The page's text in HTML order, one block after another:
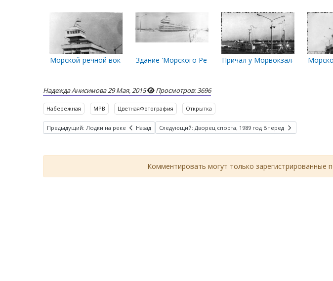
Морской-речной вокзал. Здание 'Морского Речного вокзала'Причал у Морвокзала
Надежда Анисимова29 Мая, 2015 Просмотров: 3696
Набережная МРВ ЦветнаяФотография Открытка
Предыдущий: Лодки на реке Назад Следующий: Дворец спорта, 1989 год Вперед
Комментировать могут только зарегистрированные